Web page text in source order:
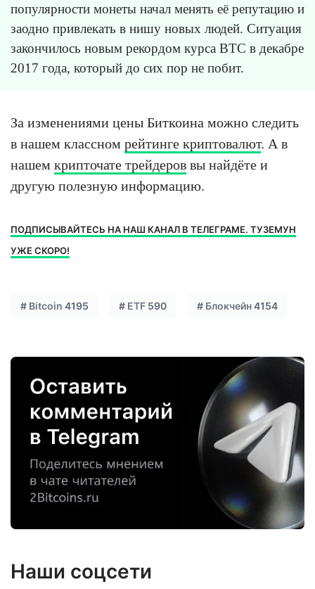
популярности монеты начал менять её репутацию и
заодно привлекать в нишу новых людей. Ситуация
закончилось новым рекордом курса BTC в декабре
2017 года, который до сих пор не побит.
За изменениями цены Биткоина можно следить
в нашем классном рейтинге криптовалют. А в
нашем крипточате трейдеров вы найдёте и
другую полезную информацию.
ПОДПИСЫВАЙТЕСЬ НА НАШ КАНАЛ В ТЕЛЕГРАМЕ. ТУЗЕМУН
УЖЕ СКОРО!
# Bitcoin 4195 # ETF 590 # Блокчейн4154
Наши соцсети